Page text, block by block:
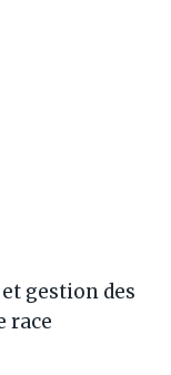
gestion des
race